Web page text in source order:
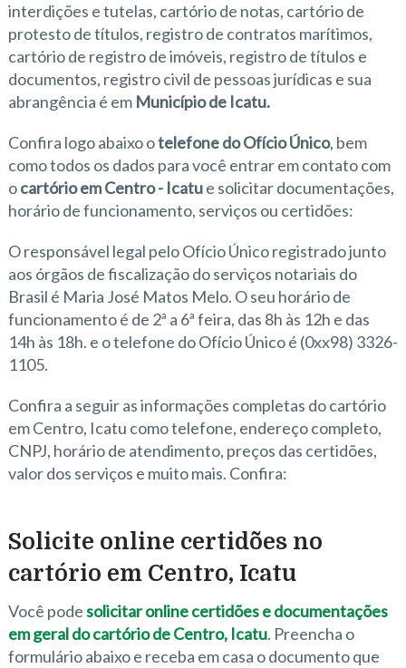
interdições e tutelas, cartório de notas, cartório de
protesto de títulos, registro de contratos marítimos,
cartório de registro de imóveis, registro de títulos e
documentos, registro civil de pessoas jurídicas e sua
abrangência é em Município de Icatu.
Confira logo abaixo otelefone do Ofício Único, bem
como todos os dados para você entrar em contato com
ocartório em Centro - Icatue solicitar documentações,
horário de funcionamento, serviços ou certidões:
O responsável legal pelo Ofício Único registrado junto
aos órgãos de fiscalização do serviços notariais do
Brasil é Maria José Matos Melo. O seu horário de
funcionamento é de 2ª a 6ª feira, das 8h às 12h e das
14h às 18h. e o telefone do Ofício Único é (0xx98) 3326-
1105.
Confira a seguir as informações completas do cartório
em Centro, Icatu como telefone, endereço completo,
CNPJ, horário de atendimento, preços das certidões,
valor dos serviços e muito mais. Confira:
Solicite online certidões no
cartório em Centro, Icatu
Você podesolicitar online certidões e documentações
em geral do cartório de Centro, Icatu. Preencha o
formulário abaixo e receba em casa o documento que